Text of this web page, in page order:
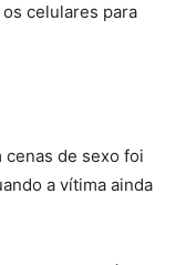
celulares para
de sexo foi
a vítima ainda